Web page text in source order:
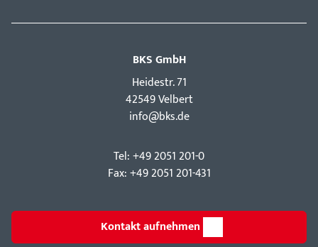
BKS GmbH
Hei­destr. 71
42549 Velbert
info@bks.de
Tel: +49 2051 201-0
Fax: +49 2051 201-431
Kontakt aufnehmen